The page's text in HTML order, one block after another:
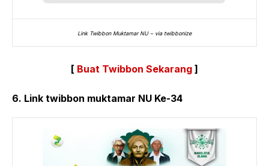
Link Twibbon Muktamar NU – via twibbonize
[ Buat Twibbon Sekarang ]
6. Link twibbon muktamar NU Ke-34